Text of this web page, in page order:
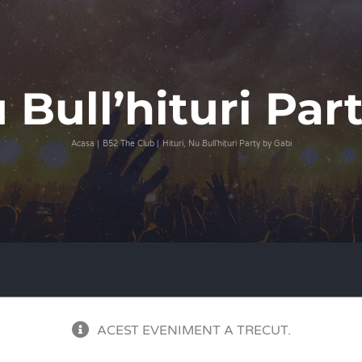
Bull’hituri
Acasa B52 The Club Hituri, Nu Bull’hituri Party by Gabi
ACEST EVENIMENT A TRECUT.